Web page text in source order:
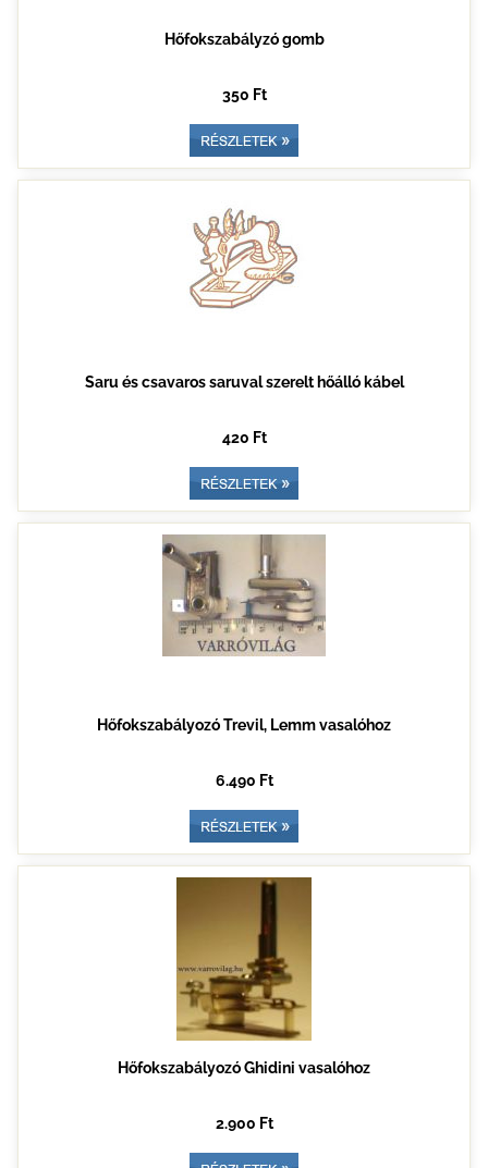
Hőfokszabályzó gomb
350 Ft
Saru és csavaros saruval szerelt hőálló kábel
420 Ft
Hőfokszabályozó Trevil, Lemm vasalóhoz
6.490 Ft
Hőfokszabályozó Ghidini vasalóhoz
2.900 Ft